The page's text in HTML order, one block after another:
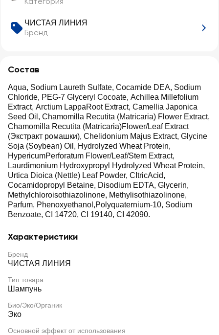
ЧИСТАЯ ЛИНИЯ
Бренд
Состав
Aqua, Sodium Laureth Sulfate, Cocamide DEA, Sodium
Chloride, PEG-7 Glyceryl Cocoate, Achillea Millefolium
Extract, Arctium LappaRoot Extract, Camellia Japonica
Seed Oil, Chamomilla Recutita (Matricaria) Flower Extract,
Chamomilla Recutita (Matricaria)Flower/Leaf Extract
(Экстракт ромашки), Chelidonium Majus Extract, Glycine
Soja (Soybean) Oil, Hydrolyzed Wheat Protein,
HypericumPerforatum Flower/Leaf/Stem Extract,
Laurdimonium Hydroxypropyl Hydrolyzed Wheat Protein,
Urtica Dioica (Nettle) Leaf Powder, CItricAcid,
Cocamidopropyl Betaine, Disodium EDTA, Glycerin,
Methylchloroisothiazolinone, Methylisothiazolinone,
Parfum, Phenoxyethanol,Polyquaternium-10, Sodium
Benzoate, CI 14720, CI 19140, CI 42090.
Характеристики
Бренд
ЧИСТАЯ ЛИНИЯ
Тип товара
Шампунь
Био/Эко/Органик
Эко
Основной эффект от использования